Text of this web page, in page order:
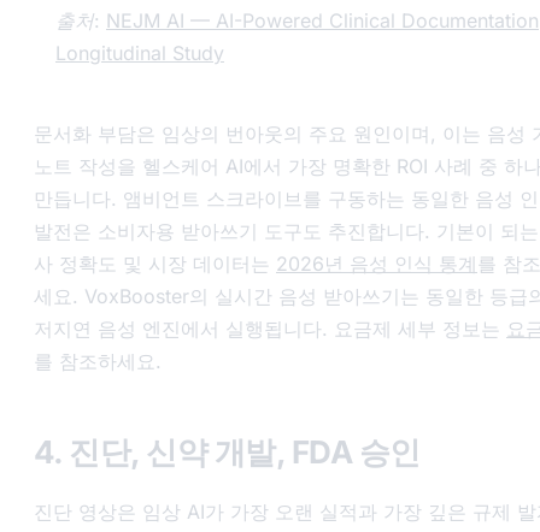
출처: NEJM AI — AI-Powered Clinical Documentation
Longitudinal Study
문서화 부담은 임상의 번아웃의 주요 원인이며, 이는 음성
노트 작성을 헬스케어 AI에서 가장 명확한 ROI 사례 중 하
만듭니다. 앰비언트 스크라이브를 구동하는 동일한 음성
발전은 소비자용 받아쓰기 도구도 추진합니다. 기본이 되
사 정확도 및 시장 데이터는 2026년 음성 인식 통계를 참
세요. VoxBooster의 실시간 음성 받아쓰기는 동일한 등급
저지연 음성 엔진에서 실행됩니다. 요금제 세부 정보는 요
를 참조하세요.
4. 진단, 신약 개발, FDA 승인
진단 영상은 임상 AI가 가장 오랜 실적과 가장 깊은 규제